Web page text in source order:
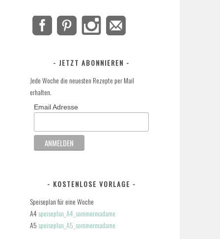
JETZT ABONNIEREN
Jede Woche die neuesten Rezepte per Mail
erhalten.
Email Adresse
KOSTENLOSE VORLAGE
Speiseplan für eine Woche
A4speiseplan_A4_sommermadame
A5 speiseplan_A5_sommermadame